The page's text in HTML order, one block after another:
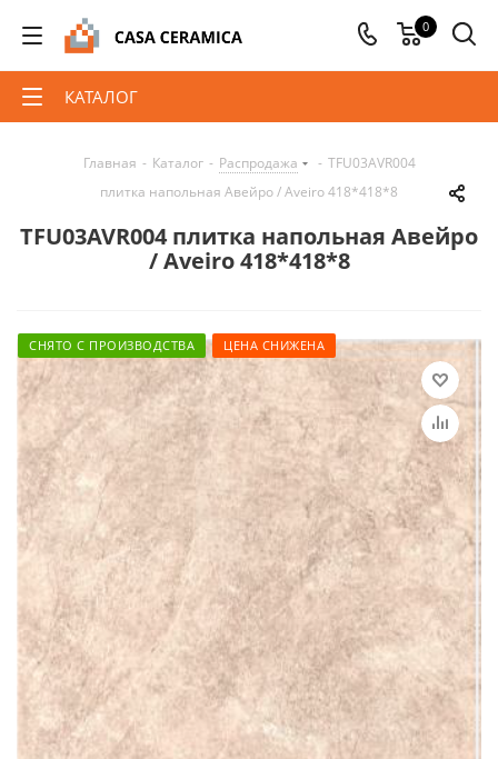
0
КАТАЛОГ
Главная - Каталог - Распродажа - TFU03AVR004
плитка напольная Авейро / Aveiro 418*418*8
TFU03AVR004 плитка напольная Авейро
/ Aveiro 418*418*8
СНЯТО С ПРОИЗВОДСТВА ЦЕНА СНИЖЕНА